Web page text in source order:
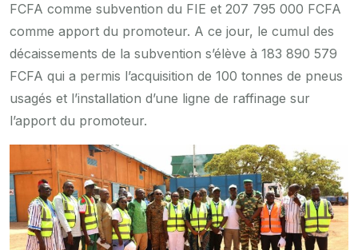
FCFA comme subvention du FIE et 207 795 000 FCFA
comme apport du promoteur. A ce jour, le cumul des
décaissements de la subvention s’élève à 183 890 579
FCFA qui a permis l’acquisition de 100 tonnes de pneus
usagés et l’installation d’une ligne de raffinage sur
l’apport du promoteur.